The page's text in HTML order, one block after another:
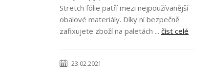
Stretch fólie patří mezi nejpoužívanější
obalové materiály. Díky ní bezpečně
zafixujete zboží na paletách ... číst celé
23.02.2021